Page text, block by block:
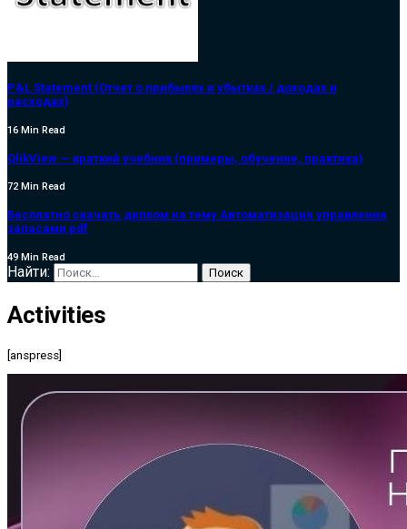
P&L Statement (Отчет о прибылях и убытках / доходах и
расходах)
16 Min Read
QlikView — краткий учебник (примеры, обучение, практика)
72 Min Read
Бесплатно скачать диплом на тему Автоматизация управления
запасами pdf
49 Min Read
Найти:
Activities
[anspress]